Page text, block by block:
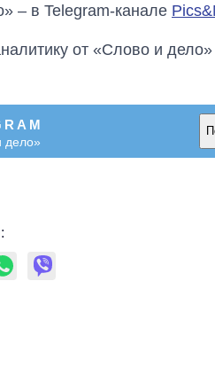
– в Telegram-канале
от «Слово и
дело»